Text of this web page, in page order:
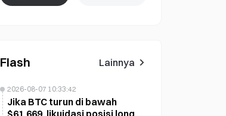
Flash Lainnya
2026-08-07 10:33:42
Jika BTC turun di bawah
$61.669, likuidasi posisi long di